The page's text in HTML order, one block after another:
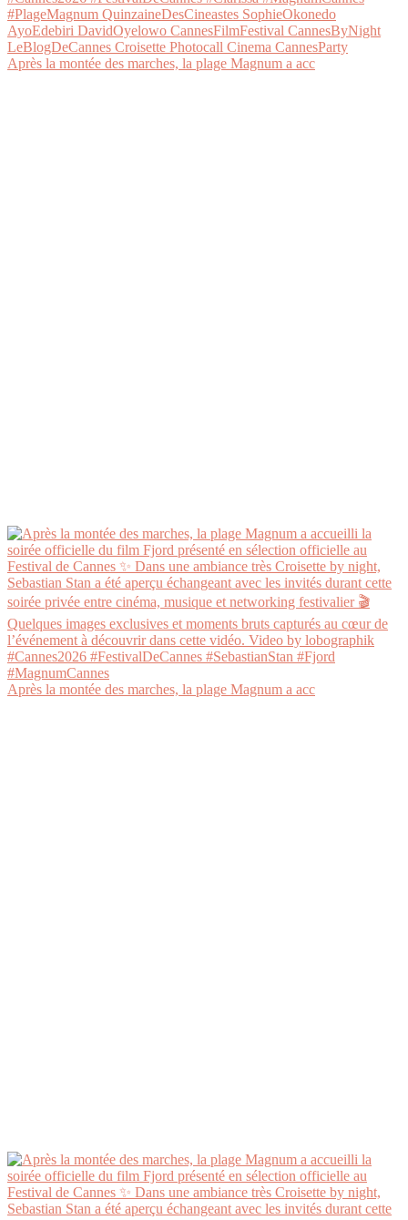
Après la montée des marches, la plage Magnum a acc
Après la montée des marches, la plage Magnum a acc